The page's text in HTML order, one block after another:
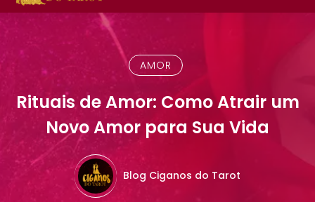
AMOR
Rituais de Amor: Como Atrair um
Novo Amor para Sua Vida
Blog Ciganos do Tarot